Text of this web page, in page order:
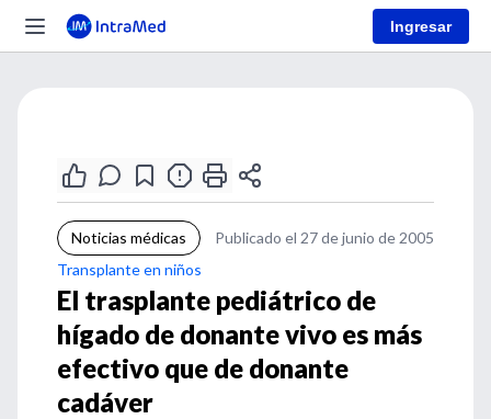
Ingresar
Noticias médicas
Publicado el 27 de junio de 2005
Transplante en niños
El trasplante pediátrico de
hígado de donante vivo es más
efectivo que de donante
cadáver